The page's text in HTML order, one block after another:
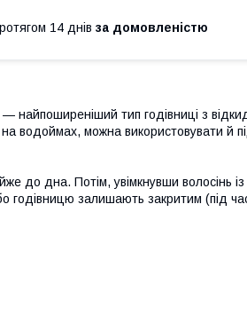
14 днів за домовленістю
найпоширеніший тип годівниці з
водоймах, можна використовувати й
до дна. Потім, увімкнувши волосінь із
годівницю залишають закритим (під